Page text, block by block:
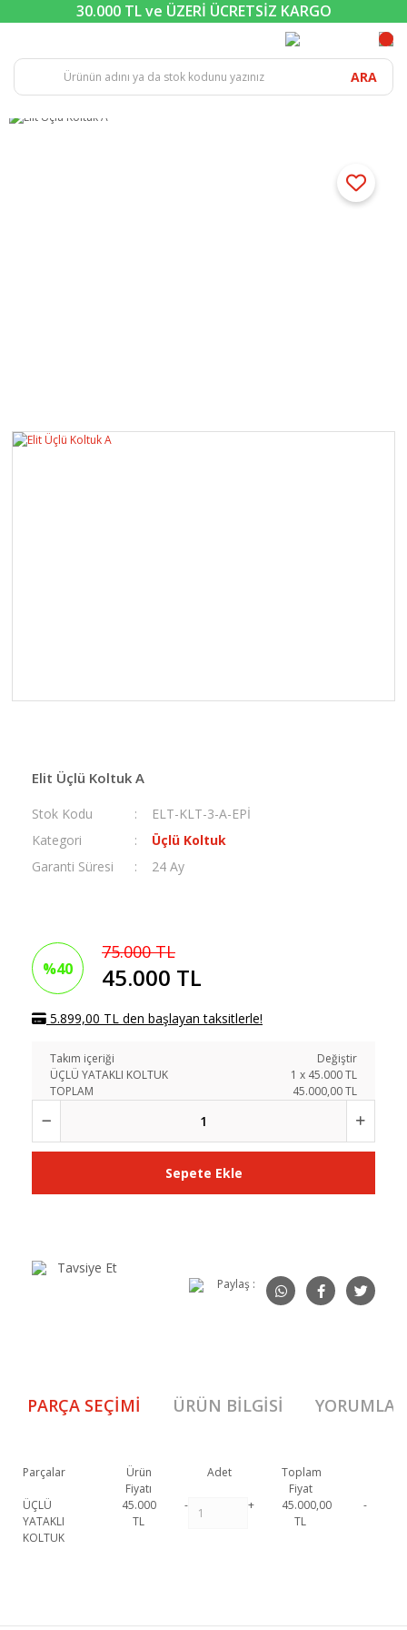
30.000 TL ve ÜZERİ ÜCRETSİZ KARGO
ARA
Elit Üçlü Koltuk A
Stok Kodu
ELT-KLT-3-A-EPİ
Kategori
Üçlü Koltuk
Garanti Süresi
24 Ay
%40
75.000 TL
45.000 TL
5.899,00 TL den başlayan taksitlerle!
Takım içeriği
Değiştir
ÜÇLÜ YATAKLI KOLTUK
1 x 45.000TL
TOPLAM
45.000,00 TL
Sepete Ekle
Tavsiye Et
Paylaş :
PARÇA SEÇIMI ÜRÜN BILGISI YORUMLAR
Parçalar
Ürün
Fiyatı
Adet
Toplam
Fiyat
ÜÇLÜ
YATAKLI
KOLTUK
45.000
TL
- +
45.000,00
TL
-